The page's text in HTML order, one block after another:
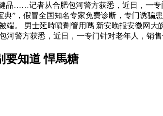
品……记者从合肥包河警方获悉，近日，一
”，假冒全国知名专家免费诊断，专门诱
。 男士延時噴劑管用嗎 新安晚报安徽网大
警方获悉，近日，一专门针对老年人，销
要知道 悍馬糖